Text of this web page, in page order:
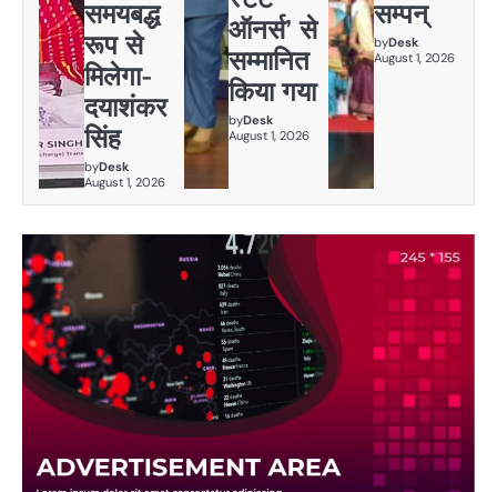
समयबद्ध
रूप से
मिलेगा-
दयाशंकर
सिंह
byDesk
August 1, 2026
ऑनर्स’ से
सम्मानित
किया गया
byDesk
August 1, 2026
सम्पन्
byDesk
August 1, 2026